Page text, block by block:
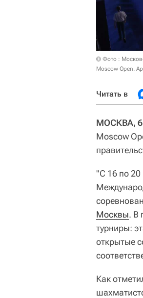
© Фото :
Moscow Open.
Читать в
МОСКВА, 6
Moscow
"С 16 по
Москвы. В
турниры:
открытые
Как